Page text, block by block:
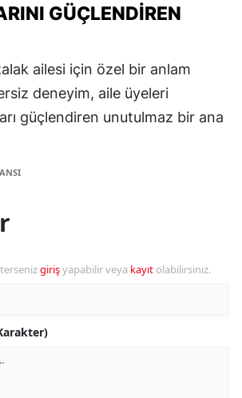
GÜÇLENDIREN
ailesi için özel bir anlam
deneyim, aile üyeleri
güçlendiren unutulmaz bir ana
girişyapabilir veya kayıt olabilirsiniz.